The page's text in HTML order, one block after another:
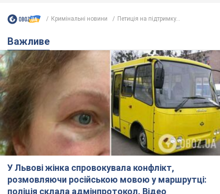
Кримінальні новини Петиція на підтримку...
Важливе
У Львові жінка спровокувала конфлікт,
розмовляючи російською мовою у маршрутці:
поліція склала адмінпротокол. Відео